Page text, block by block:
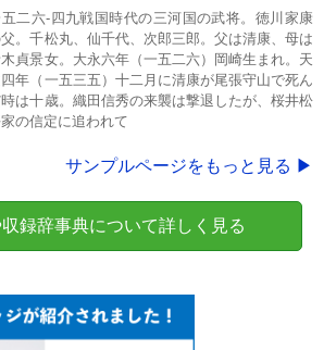
二六-四九戦国時代の三河国の武将。徳川家康
。千松丸、仙千代、次郎三郎。父は清康、母は
貞景女。大永六年（一五二六）岡崎生まれ。天
年（一五三五）十二月に清康が尾張守山で死ん
は十歳。織田信秀の来襲は撃退したが、桜井松
の信定に追われて
サンプルページをもっと見る ▶
録辞事典について詳しく見る